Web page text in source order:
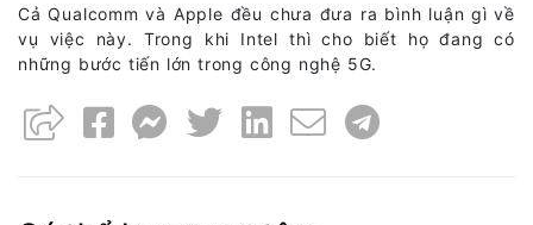
Cả Qualcomm và Apple đều chưa đưa ra bình luận gì về
vụ việc này. Trong khi Intel thì cho biết họ đang có
những bước tiến lớn trong công nghệ 5G.